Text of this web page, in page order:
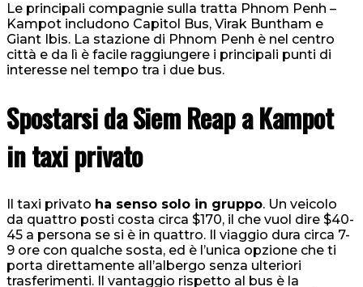
Le principali compagnie sulla tratta Phnom Penh –
Kampot includono Capitol Bus, Virak Buntham e
Giant Ibis. La stazione di Phnom Penh è nel centro
città e da lì è facile raggiungere i principali punti di
interesse nel tempo tra i due bus.
Spostarsi da Siem Reap a Kampot
in taxi privato
Il taxi privato ha senso solo in gruppo. Un veicolo
da quattro posti costa circa $170, il che vuol dire $40-
45 a persona se si è in quattro. Il viaggio dura circa 7-
9 ore con qualche sosta, ed è l’unica opzione che ti
porta direttamente all’albergo senza ulteriori
trasferimenti. Il vantaggio rispetto al bus è la